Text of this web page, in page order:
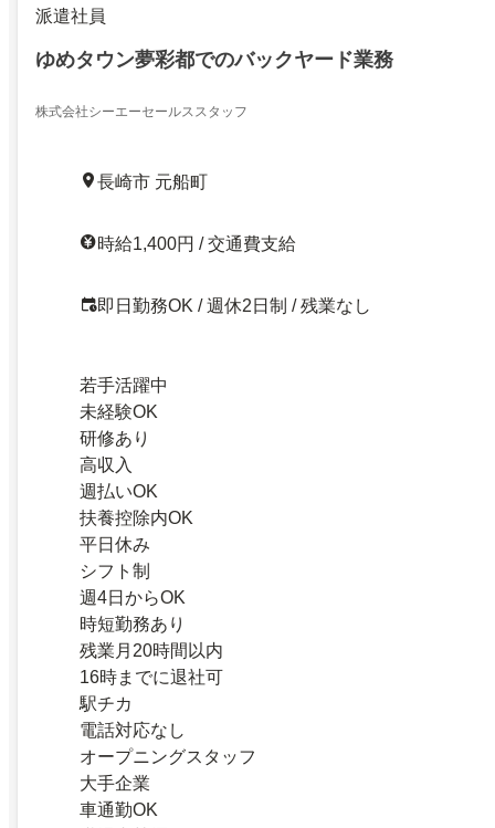
派遣社員
ゆめタウン夢彩都でのバックヤード業務
株式会社シーエーセールススタッフ
長崎市 元船町
時給1,400円 / 交通費支給
即日勤務OK / 週休2日制 / 残業なし
若手活躍中
未経験OK
研修あり
高収入
週払いOK
扶養控除内OK
平日休み
シフト制
週4日からOK
時短勤務あり
残業月20時間以内
16時までに退社可
駅チカ
電話対応なし
オープニングスタッフ
大手企業
車通勤OK